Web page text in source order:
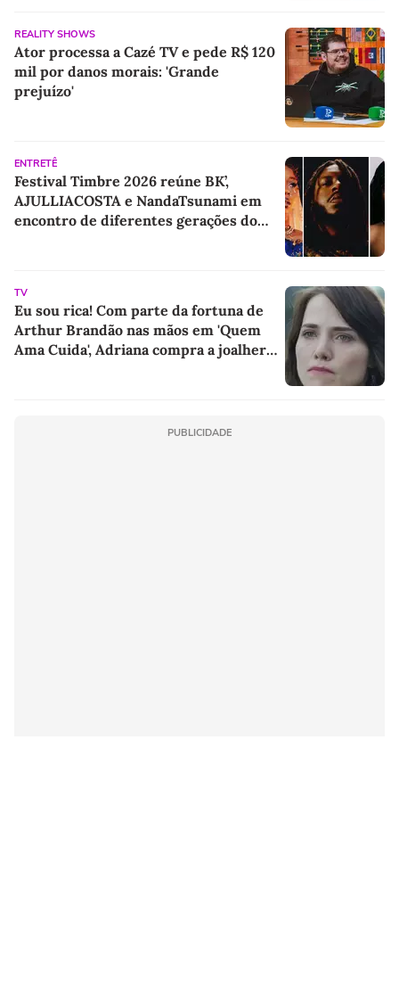
REALITY SHOWS
Ator processa a Cazé TV e pede R$ 120
mil por danos morais: 'Grande
prejuízo'
ENTRETÊ
Festival Timbre 2026 reúne BK’,
AJULLIACOSTA e NandaTsunami em
encontro de diferentes gerações do
TV
Eu sou rica! Com parte da fortuna de
Arthur Brandão nas mãos em 'Quem
Ama Cuida', Adriana compra a joalheria
PUBLICIDADE